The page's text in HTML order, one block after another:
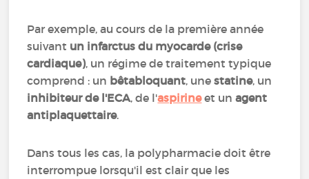
Par exemple, au cours de la première année
suivant un infarctus du myocarde (crise
cardiaque), un régime de traitement typique
comprend : un bêtabloquant, unestatine, un
inhibiteur de l'ECA, de l'aspirineet unagent
antiplaquettaire.
Dans tous les cas, la polypharmacie doit être
interrompue lorsqu'il est clair que les